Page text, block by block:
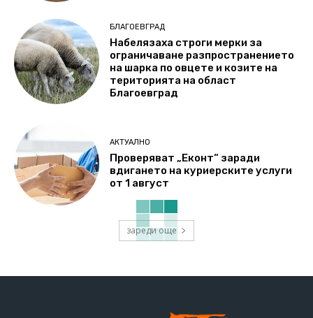
БЛАГОЕВГРАД
Набелязаха строги мерки за
ограничаване разпространението
на шарка по овцете и козите на
територията на област
Благоевград
АКТУАЛНО
Проверяват „Еконт“ заради
вдигането на куриерските услуги
от 1 август
зареди още